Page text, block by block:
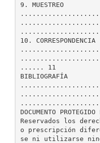
9. MUESTREO
10. CORRESPONDENCIA
...... 11
BIBLIOGRAFÍA
DOCUMENTO
Reservados los
o prescripción
se ni utilizarse